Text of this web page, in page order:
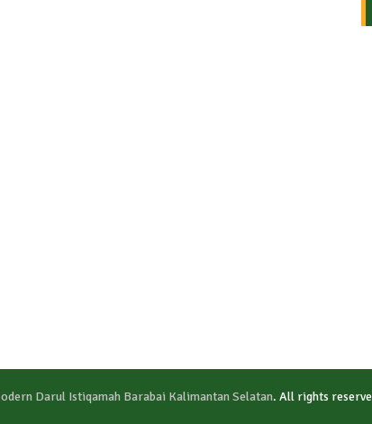
Darul Istiqamah Barabai Kalimantan Selatan. All rights